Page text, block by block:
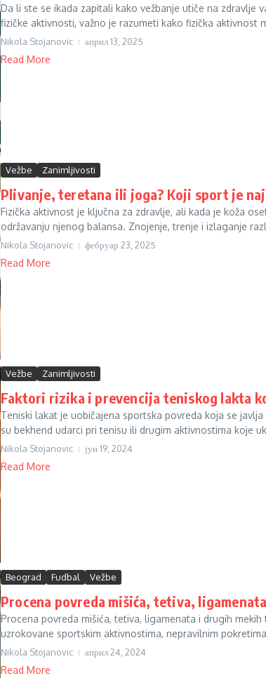
Da li ste se ikada zapitali kako vežbanje utiče na zdravlje
fizičke aktivnosti, važno je razumeti kako fizička aktivnost
Nikola Stojanovic април 13, 2025
Read More
Vežbe Zanimljivosti
Plivanje, teretana ili joga? Koji sport je
Fizička aktivnost je ključna za zdravlje, ali kada je koža
održavanju njenog balansa. Znojenje, trenje i izlaganje
Nikola Stojanovic фебруар 23, 2025
Read More
Vežbe Zanimljivosti
Faktori rizika i prevencija teniskog lakta
Teniski lakat je uobičajena sportska povreda koja se
su bekhend udarci pri tenisu ili drugim aktivnostima koje
Nikola Stojanovic јун 19, 2024
Read More
Beograd Fudbal Vežbe
Procena povreda mišića, tetiva,
Procena povreda mišića, tetiva, ligamenata i drugih
uzrokovane sportskim aktivnostima, nepravilnim
Nikola Stojanovic април 24, 2024
Read More